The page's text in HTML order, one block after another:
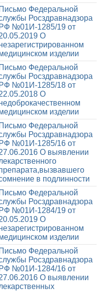
Письмо Федеральной
Росздравнадзора
РФ №01И-1285/19 от
О
изделии
Письмо Федеральной
Росздравнадзора
РФ №01И-1285/18 от
О
изделии
Письмо Федеральной
Росздравнадзора
РФ №01И-1285/16 от
О выявлении
в подлинности
Письмо Федеральной
Росздравнадзора
РФ №01И-1284/19 от
О
изделии
Письмо Федеральной
Росздравнадзора
РФ №01И-1284/16 от
О выявлении